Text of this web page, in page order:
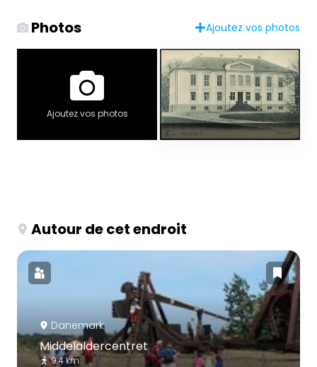
Photos Ajoutez vos photos
Ajoutez vos photos
Autour de cet endroit
Danemark
Middelaldercentret
9.4 km